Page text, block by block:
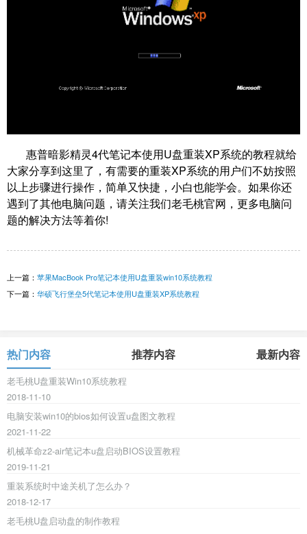
惠普暗影精灵4代笔记本使用U盘重装XP系统的教程就给
大家分享到这里了，有需要的重装XP系统的用户们不妨按照
以上步骤进行操作，简单又快捷，小白也能学会。如果你还
遇到了其他电脑问题，请关注我们老毛桃官网，更多电脑问
题的解决方法等着你!
上一篇： 苹果MacBook Pro笔记本使用U盘重装win10系统教程
下一篇： 华硕飞行堡垒5代笔记本使用U盘重装XP系统教程
热门内容 推荐内容 最新内容
老毛桃U盘重装Win10系统教程
2018-11-10
电脑安装win10的bios如何设置u盘图文教程
2021-11-22
机械革命z2-air笔记本u盘启动BIOS设置教程
2019-11-21
重装系统时中途关机了怎么办？
2018-12-17
老毛桃U盘启动盘的制作教程